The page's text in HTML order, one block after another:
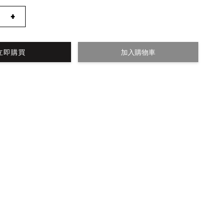
+
即購買 加入購物車